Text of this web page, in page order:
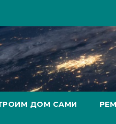
ДОМ САМИ